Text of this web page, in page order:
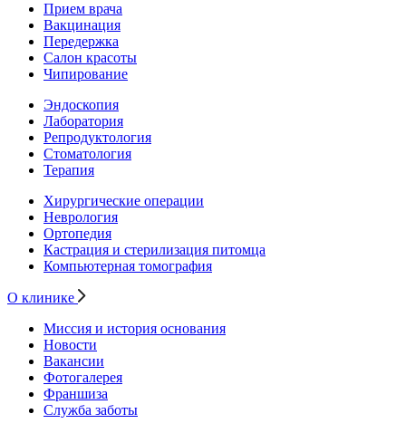
Прием врача
Вакцинация
Передержка
Салон красоты
Чипирование
Эндоскопия
Лаборатория
Репродуктология
Стоматология
Терапия
Хирургические операции
Неврология
Ортопедия
Кастрация и стерилизация питомца
Компьютерная томография
О клинике
Миссия и история основания
Новости
Вакансии
Фотогалерея
Франшиза
Служба заботы